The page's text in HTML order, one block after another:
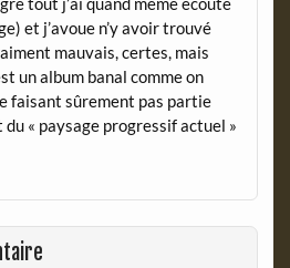
et j’avoue n’y avoir trouvé
mauvais, certes, mais
un album banal comme on
faisant sûrement pas partie
« paysage progressif actuel »